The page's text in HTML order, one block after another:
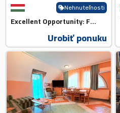
Nehnuteľnosti
Excellent Opportunity: For 39,...
Urobiť ponuku